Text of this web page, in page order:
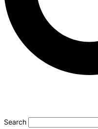
Search